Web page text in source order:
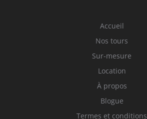
Accueil
Nos tours
Sur-mesure
Location
À propos
Blogue
Termes et conditions